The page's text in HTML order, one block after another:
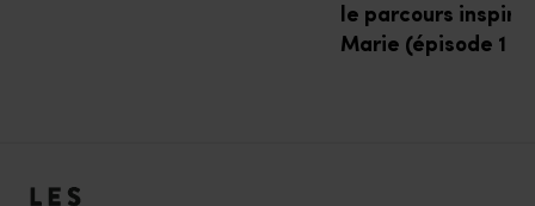
le parcours
Marie (épisode 1 /
Accéder à notre page d'accueil